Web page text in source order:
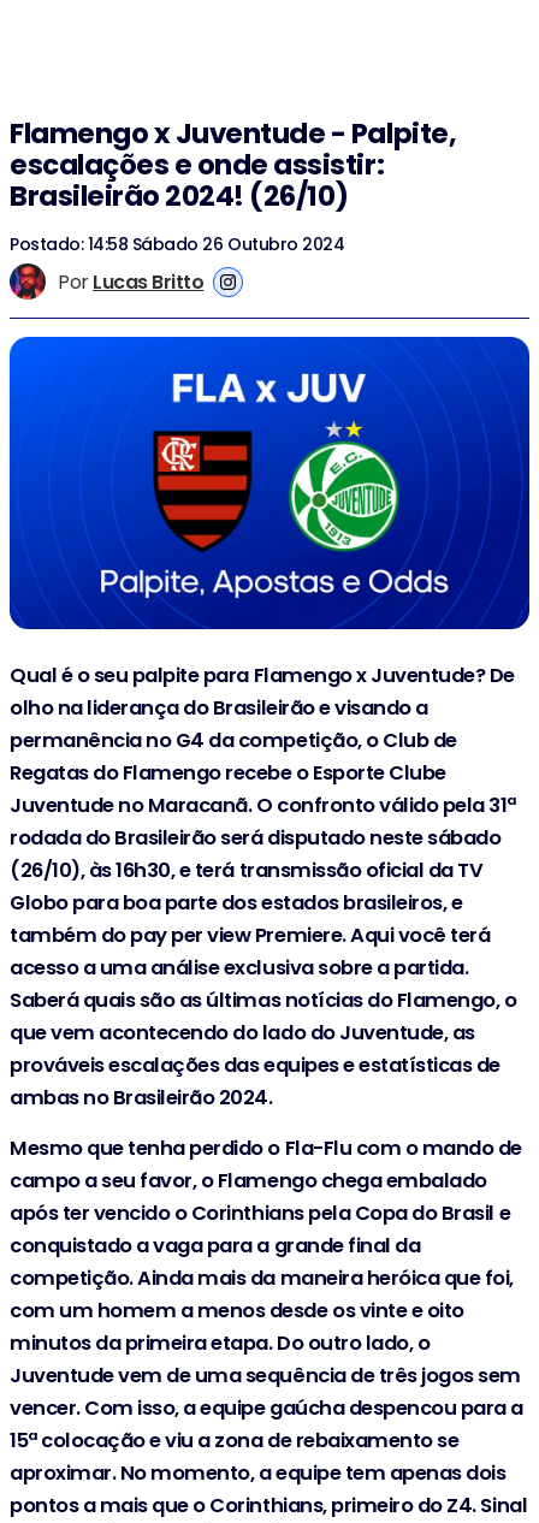
Flamengo x Juventude - Palpite,
escalações e onde assistir:
Brasileirão 2024! (26/10)
PorLucas Britto
Postado: 14:58 Sábado 26 Outubro 2024
Qual é o seu palpite para Flamengo x Juventude? De
olho na liderança do Brasileirão e visando a
permanência no G4 da competição, o Club de
Regatas do Flamengo recebe o Esporte Clube
Juventude no Maracanã. O confronto válido pela 31ª
rodada do Brasileirão será disputado neste sábado
(26/10), às 16h30, e terá transmissão oficial da TV
Globo para boa parte dos estados brasileiros, e
também do pay per view Premiere. Aqui você terá
acesso a uma análise exclusiva sobre a partida.
Saberá quais são as últimas notícias do Flamengo, o
que vem acontecendo do lado do Juventude, as
prováveis escalações das equipes e estatísticas de
ambas no Brasileirão 2024.
Mesmo que tenha perdido o Fla-Flu com o mando de
campo a seu favor, o Flamengo chega embalado
após ter vencido o Corinthians pela Copa do Brasil e
conquistado a vaga para a grande final da
competição. Ainda mais da maneira heróica que foi,
com um homem a menos desde os vinte e oito
minutos da primeira etapa. Do outro lado, o
Juventude vem de uma sequência de três jogos sem
vencer. Com isso, a equipe gaúcha despencou para a
15ª colocação e viu a zona de rebaixamento se
aproximar. No momento, a equipe tem apenas dois
pontos a mais que o Corinthians, primeiro do Z4. Sinal